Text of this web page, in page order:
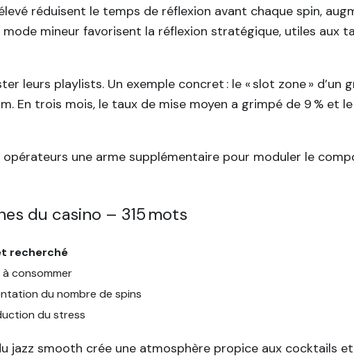
réduisent le temps de réflexion avant chaque spin,
mode mineur favorisent la réflexion stratégique, utiles aux
leurs playlists. Un exemple concret : le « slot zone » d’un
En trois mois, le taux de mise moyen a grimpé de 9 % et
une arme supplémentaire pour moduler le
du casino – 315 mots
recherché
consommer
du nombre de spins
du stress
jazz smooth crée une atmosphère propice aux cocktails